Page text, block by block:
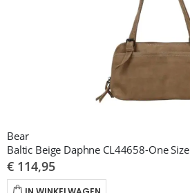
Bear
Baltic Beige Daphne CL44658-One Size
€ 114,95